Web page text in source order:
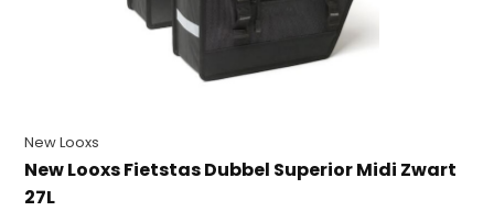
New Looxs
New Looxs Fietstas Dubbel Superior Midi Zwart
27L